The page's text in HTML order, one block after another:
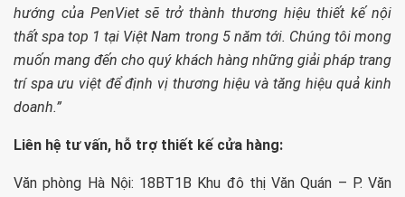
hướng của PenViet sẽ trở thành thương hiệu thiết kế nội
thất spa top 1 tại Việt Nam trong 5 năm tới. Chúng tôi mong
muốn mang đến cho quý khách hàng những giải pháp trang
trí spa ưu việt để định vị thương hiệu và tăng hiệu quả kinh
doanh.”
Liên hệ tư vấn, hỗ trợ thiết kế cửa hàng:
Văn phòng Hà Nội: 18BT1B Khu đô thị Văn Quán – P. Văn